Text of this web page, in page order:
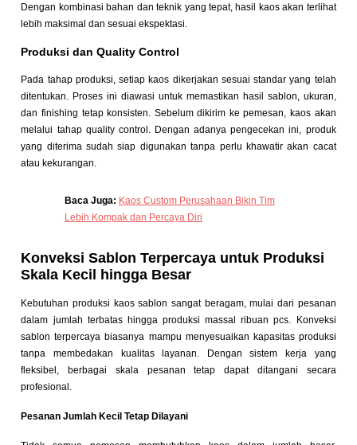
Dengan kombinasi bahan dan teknik yang tepat, hasil kaos akan terlihat
lebih maksimal dan sesuai ekspektasi.
Produksi dan Quality Control
Pada tahap produksi, setiap kaos dikerjakan sesuai standar yang telah
ditentukan. Proses ini diawasi untuk memastikan hasil sablon, ukuran,
dan finishing tetap konsisten. Sebelum dikirim ke pemesan, kaos akan
melalui tahap quality control. Dengan adanya pengecekan ini, produk
yang diterima sudah siap digunakan tanpa perlu khawatir akan cacat
atau kekurangan.
Baca Juga: Kaos Custom Perusahaan Bikin Tim
Lebih Kompak dan Percaya Diri
Konveksi Sablon Terpercaya untuk Produksi
Skala Kecil hingga Besar
Kebutuhan produksi kaos sablon sangat beragam, mulai dari pesanan
dalam jumlah terbatas hingga produksi massal ribuan pcs. Konveksi
sablon terpercaya biasanya mampu menyesuaikan kapasitas produksi
tanpa membedakan kualitas layanan. Dengan sistem kerja yang
fleksibel, berbagai skala pesanan tetap dapat ditangani secara
profesional.
Pesanan Jumlah Kecil Tetap Dilayani